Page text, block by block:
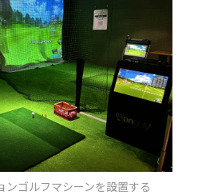
ンゴルフマシーンを設置する